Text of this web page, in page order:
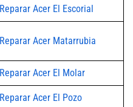
Reparar Acer El Escorial
Reparar Acer Matarrubia
Reparar Acer El Molar
Reparar Acer El Pozo